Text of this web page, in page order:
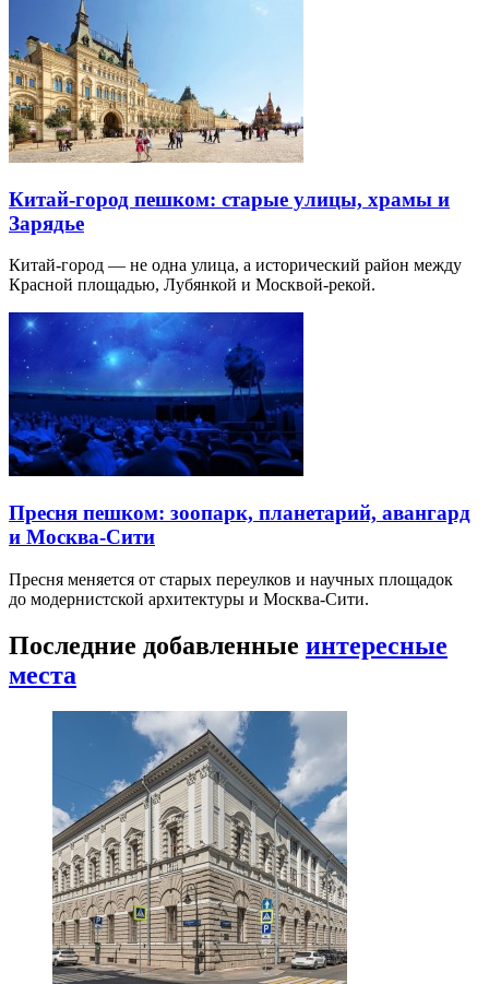
Китай-город пешком: старые улицы, храмы и
Зарядье
Китай-город — не одна улица, а исторический район между
Красной площадью, Лубянкой и Москвой-рекой.
Пресня пешком: зоопарк, планетарий, авангард
и Москва-Сити
Пресня меняется от старых переулков и научных площадок
до модернистской архитектуры и Москва-Сити.
Последние добавленные интересные
места